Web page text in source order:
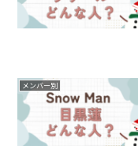
メンバー別